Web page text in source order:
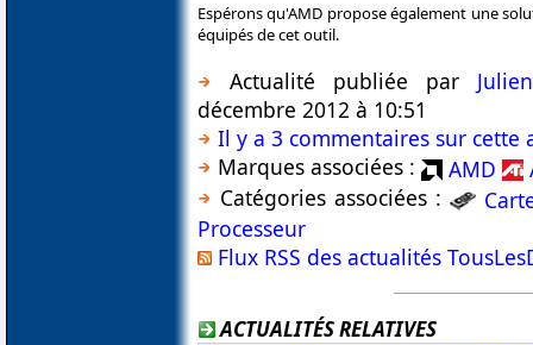
Espérons qu'AMD propose également une
équipés de cet outil.
Actualité publiée par
décembre 2012 à 10:51
Il y a 3 commentaires sur cette
Marques associées :
AMD
Catégories associées :
Processeur
Flux RSS des actualités
ACTUALITÉS RELATIVES